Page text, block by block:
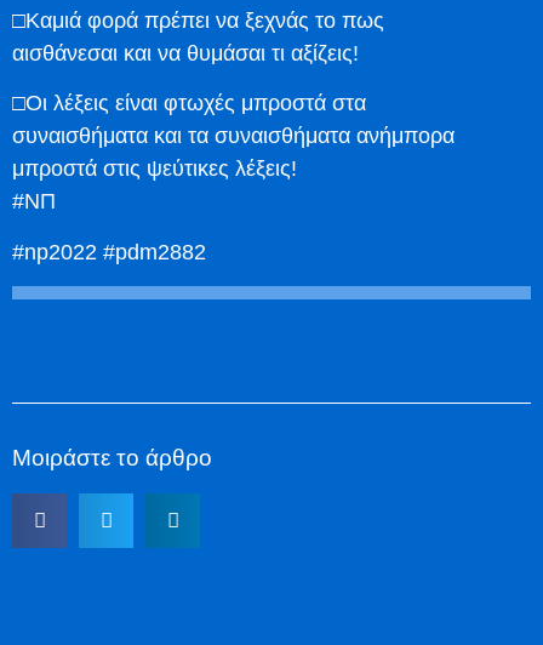
□Καμιά φορά πρέπει να ξεχνάς το πως
αισθάνεσαι και να θυμάσαι τι αξίζεις!
□Οι λέξεις είναι φτωχές μπροστά στα
συναισθήματα και τα συναισθήματα ανήμπορα
μπροστά στις ψεύτικες λέξεις!
#ΝΠ
#np2022 #pdm2882
Μοιράστε το άρθρο